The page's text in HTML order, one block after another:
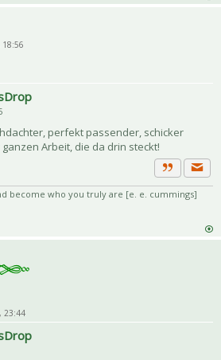
18:56
perfekt passender, schicker
Arbeit, die da drin steckt!
Zitat
become who you truly are [e. e. cummings]
23:44